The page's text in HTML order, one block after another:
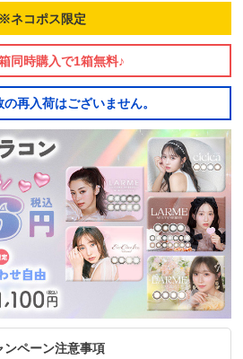
※ネコポス限定
同時購入で1箱無料♪
再入荷はございません。
ンペーン注意事項